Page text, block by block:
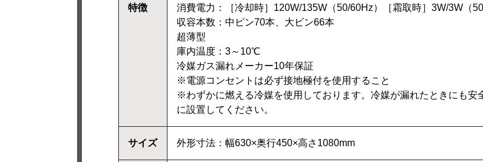
特徴
消費電力：［冷却時］120W/135W（50/60Hz）［霜取時］3W/3W（
収容本数：中ピン70本、大ビン66本
超薄型
庫内温度：3～10℃
冷媒ガス漏れメーカー10年保証
※電源コンセントは必ず接地極付を使用すること
※わずかに燃える冷媒を使用しております。冷媒が漏れたときにも安
に設置してください。
サイズ 外形寸法：幅630×奥行450×高さ1080mm